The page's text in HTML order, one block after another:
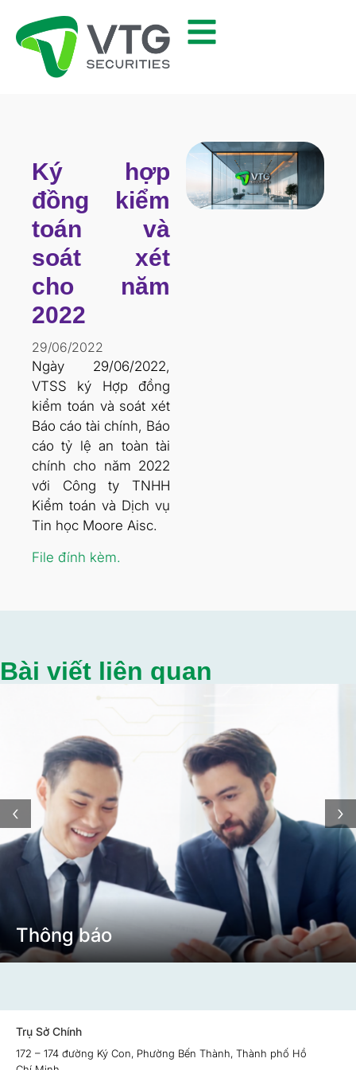
Ký hợp
đồng kiểm
toán và
soát xét
cho năm
2022
29/06/2022
Ngày 29/06/2022,
VTSS ký Hợp đồng
kiểm toán và soát xét
Báo cáo tài chính, Báo
cáo tỷ lệ an toàn tài
chính cho năm 2022
với Công ty TNHH
Kiểm toán và Dịch vụ
Tin học Moore Aisc.
File đính kèm.
Bài viết liên quan
Thông báo
‹ ›
Trụ Sở Chính
172 – 174 đường Ký Con, Phường Bến Thành, Thành phố Hồ